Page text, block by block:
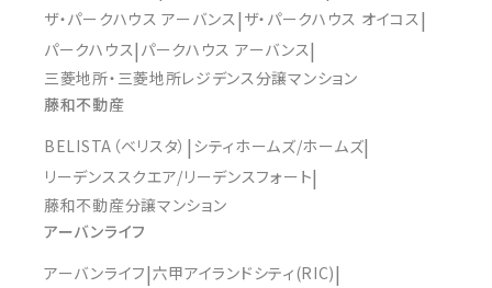
ザ・パークハウス アーバンス ザ・パークハウス オイコス
パークハウス パークハウス アーバンス
三菱地所・三菱地所レジデンス分譲マンション
藤和不動産
BELISTA（ベリスタ） シティホームズ/ホームズ
リーデンススクエア/リーデンスフォート
藤和不動産分譲マンション
アーバンライフ
アーバンライフ 六甲アイランドシティ(RIC)